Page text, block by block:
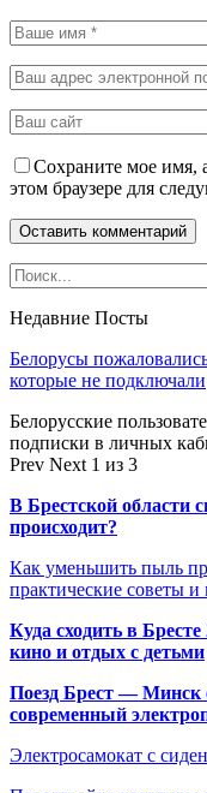
Сохраните мое имя,
этом браузере для
Недавние Посты
Белорусы
которые не подключали
Белорусские
подписки в личных
Prev Next 1 из 3
В Брестской области
происходит?
Как уменьшить пыль
практические советы
Куда сходить в
кино и отдых с детьми
Поезд Брест — Минск
современный
Электросамокат с